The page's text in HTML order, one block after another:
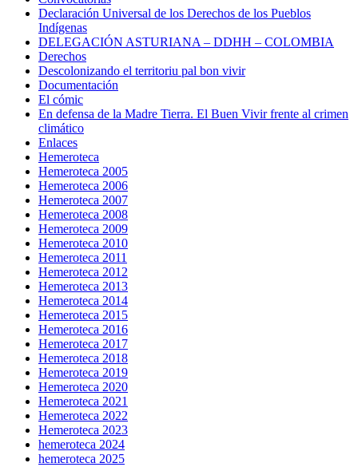
Declaración Universal de los Derechos de los Pueblos
Indígenas
DELEGACIÓN ASTURIANA – DDHH – COLOMBIA
Derechos
Descolonizando el territoriu pal bon vivir
Documentación
El cómic
En defensa de la Madre Tierra. El Buen Vivir frente al crimen
climático
Enlaces
Hemeroteca
Hemeroteca 2005
Hemeroteca 2006
Hemeroteca 2007
Hemeroteca 2008
Hemeroteca 2009
Hemeroteca 2010
Hemeroteca 2011
Hemeroteca 2012
Hemeroteca 2013
Hemeroteca 2014
Hemeroteca 2015
Hemeroteca 2016
Hemeroteca 2017
Hemeroteca 2018
Hemeroteca 2019
Hemeroteca 2020
Hemeroteca 2021
Hemeroteca 2022
Hemeroteca 2023
hemeroteca 2024
hemeroteca 2025